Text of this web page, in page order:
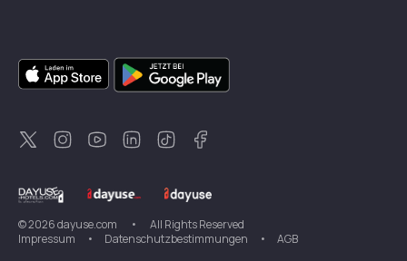
DayuseSingapur
DayuseZweden
DayuseThailand
DayuseNeuseeland
DayuseTürkei
©2026dayuse.com •
All Rights Reserved
Impressum
• Datenschutzbestimmungen • AGB